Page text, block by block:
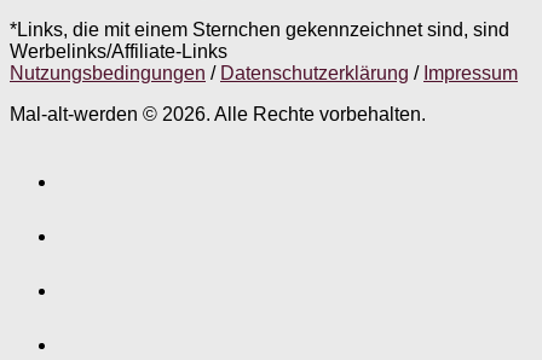
*Links, die mit einem Sternchen gekennzeichnet sind, sind
Werbelinks/Affiliate-Links
Nutzungsbedingungen / Datenschutzerklärung / Impressum
Mal-alt-werden © 2026. Alle Rechte vorbehalten.